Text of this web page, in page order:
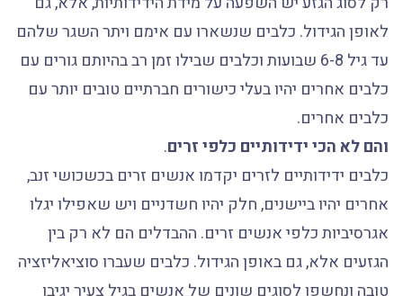
לאופן הגידול. כלבים שנשארו עם אימם ויתר השגר שלהם
עד גיל 6-8 שבועות וכלבים שבילו זמן רב בהיותם גורים עם
כלבים אחרים יהיו בעלי כישורים חברתיים טובים יותר עם
כלבים אחרים.
והם לא הכי ידידותיים כלפי זרים.
כלבים ידידותיים לזרים יקדמו אנשים זרים בכשכושי זנב,
אחרים יהיו ביישנים, חלק יהיו חשדניים ויש שאפילו יגלו
אגרסיביות כלפי אנשים זרים. ההבדלים הם לא רק בין
הגזעים אלא, גם באופן הגידול. כלבים שעברו סוציאליזציה
טובה ונחשפו לסוגים שונים של אנשים בגיל צעיר יגיבו